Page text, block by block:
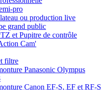
pro
ou production live
grand public
et Pupitre de contrôle
Cam'
filtre
Panasonic Olympus
Canon EF-S, EF et RF-S